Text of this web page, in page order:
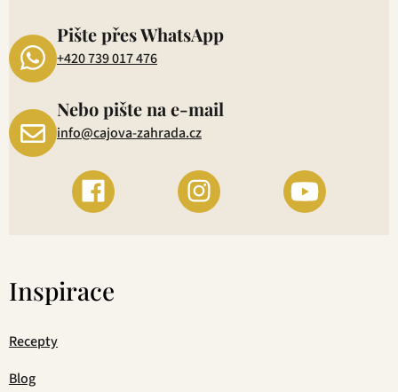
Pište přes WhatsApp
+420 739 017 476
Nebo pište na e-mail
info@cajova-zahrada.cz
Inspirace
Recepty
Blog